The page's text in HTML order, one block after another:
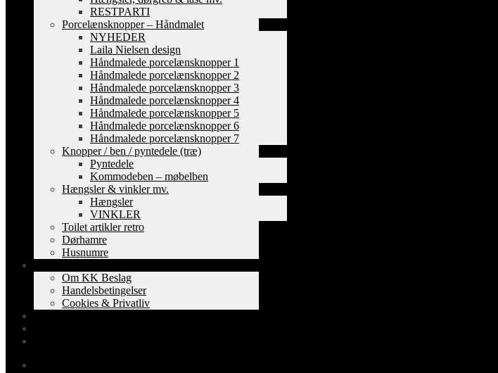
RESTPARTI
Porcelænsknopper – Håndmalet
NYHEDER
Laila Nielsen design
Håndmalede porcelænsknopper 1
Håndmalede porcelænsknopper 2
Håndmalede porcelænsknopper 3
Håndmalede porcelænsknopper 4
Håndmalede porcelænsknopper 5
Håndmalede porcelænsknopper 6
Håndmalede porcelænsknopper 7
Knopper / ben / pyntedele (træ)
Pyntedele
Kommodeben – møbelben
Hængsler & vinkler mv.
Hængsler
VINKLER
Toilet artikler retro
Dørhamre
Husnumre
Om KK Beslag
Handelsbetingelser
Cookies & Privatliv